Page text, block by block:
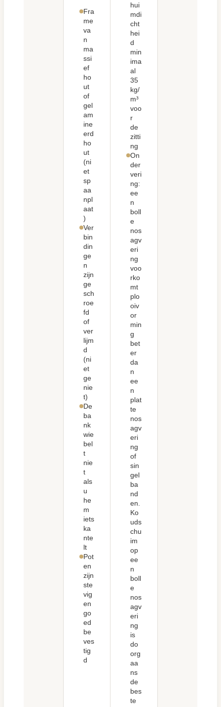
Fra
me
va
n
ma
ssi
ef
ho
ut
of
gel
am
ine
erd
ho
ut
(ni
et
sp
aa
npl
aat
)
Ver
bin
din
ge
n
zijn
ge
sch
roe
fd
of
ver
lijm
d
(ni
et
ge
nie
t)
De
ba
nk
wie
bel
t
nie
t
als
u
he
m
iets
ka
nte
lt
Pot
en
zijn
ste
vig
en
go
ed
be
ves
tig
d
hui
mdi
cht
hei
d
min
ima
al
35
kg/
m³
voo
r
de
zitti
ng
On
der
veri
ng:
ee
n
boll
e
nos
agv
eri
ng
voo
rko
mt
plo
oiv
or
min
g
bet
er
da
n
ee
n
plat
te
nos
agv
eri
ng
of
sin
gel
ba
nd
en.
Ko
uds
chu
im
op
ee
n
boll
e
nos
agv
eri
ng
is
do
org
aa
ns
de
bes
te